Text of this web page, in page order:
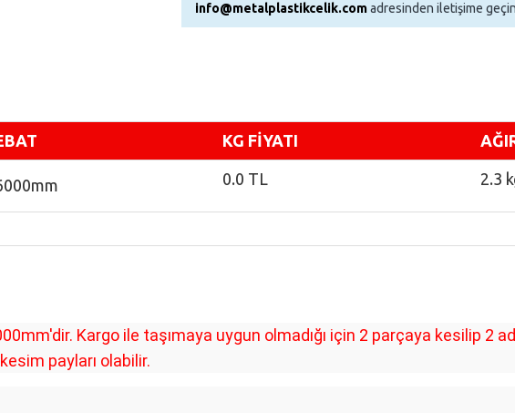
info@metalplastikcelik.comadresinden iletişime
KG FİYATI
0.0 TL 2.3
Kargo ile taşımaya uygun olmadığı için 2 parçaya kesilip 2
payları olabilir.